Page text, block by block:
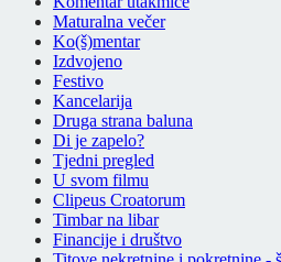
Maturalna večer
Ko(š)mentar
Izdvojeno
Festivo
Kancelarija
Druga strana baluna
Di je zapelo?
Tjedni pregled
U svom filmu
Clipeus Croatorum
Timbar na libar
Financije i društvo